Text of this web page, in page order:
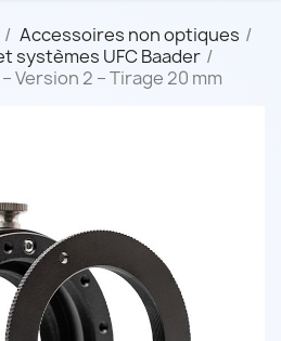
Accessoires non optiques
systèmes UFC Baader
Version 2 – Tirage 20 mm